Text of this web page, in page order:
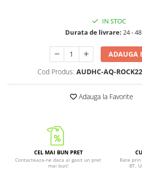
IN STOC
Durata de livrare: 24 -
ADAUGA
Cod Produs: AUDHC-AQ-
Adauga la Favorite
CEL MAI BUN PRET
Contacteaza-ne daca ai gasit un pret
mai bun!
Rate
BT,